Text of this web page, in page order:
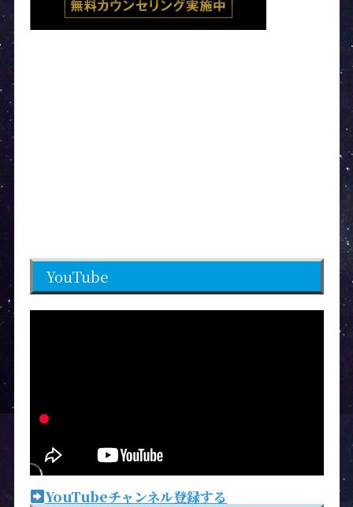
YouTube
YouTubeチャンネル登録する